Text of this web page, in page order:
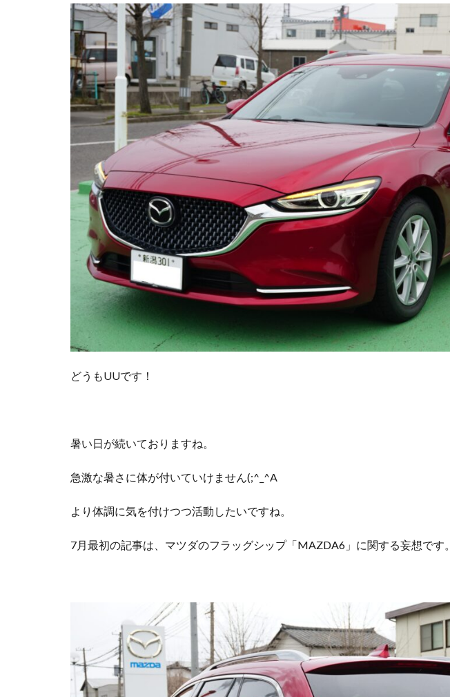
どうもUUです！
暑い日が続いておりますね。
急激な暑さに体が付いていけません(;^_^A
より体調に気を付けつつ活動したいですね。
7月最初の記事は、マツダのフラッグシップ「MAZDA6」に関する妄想です。